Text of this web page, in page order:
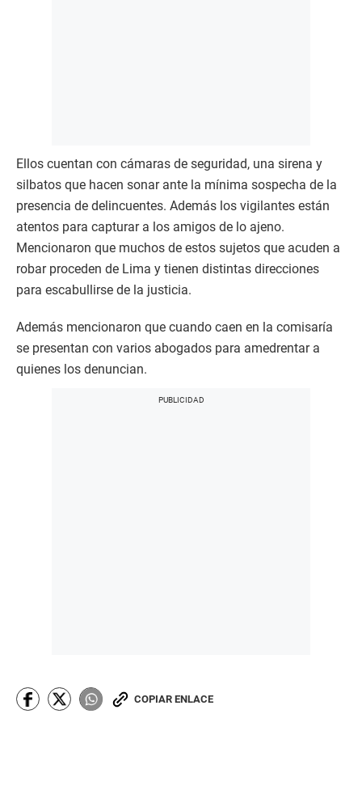
Ellos cuentan con cámaras de seguridad, una sirena y
silbatos que hacen sonar ante la mínima sospecha de la
presencia de delincuentes. Además los vigilantes están
atentos para capturar a los amigos de lo ajeno.
Mencionaron que muchos de estos sujetos que acuden a
robar proceden de Lima y tienen distintas direcciones
para escabullirse de la justicia.
Además mencionaron que cuando caen en la comisaría
se presentan con varios abogados para amedrentar a
quienes los denuncian.
COPIAR ENLACE